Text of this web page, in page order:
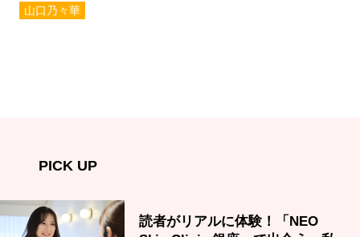
山口乃々華
PICK UP
読者がリアルに体験！「NEO